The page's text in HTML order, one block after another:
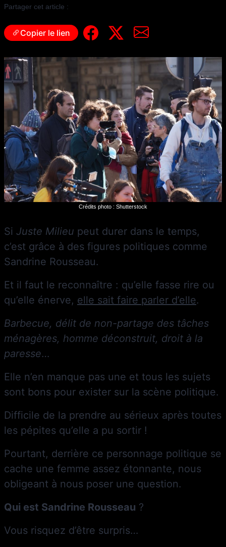
Partager cet article :
Copier le lien
Crédits photo : Shutterstock
Si Juste Milieu peut durer dans le temps,
c’est grâce à des figures politiques comme
Sandrine Rousseau.
Et il faut le reconnaître : qu’elle fasse rire ou
qu’elle énerve, elle sait faire parler d’elle.
Barbecue, délit de non-partage des tâches
ménagères, homme déconstruit, droit à la
paresse…
Elle n’en manque pas une et tous les sujets
sont bons pour exister sur la scène politique.
Difficile de la prendre au sérieux après toutes
les pépites qu’elle a pu sortir !
Pourtant, derrière ce personnage politique se
cache une femme assez étonnante, nous
obligeant à nous poser une question.
Qui est Sandrine Rousseau ?
Vous risquez d’être surpris…